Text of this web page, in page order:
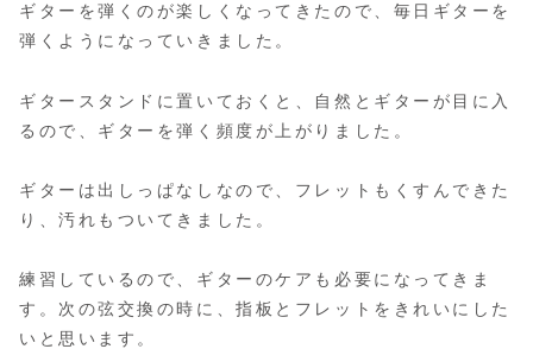
ギターを弾くのが楽しくなってきたので、毎日ギターを
弾くようになっていきました。
ギタースタンドに置いておくと、自然とギターが目に入
るので、ギターを弾く頻度が上がりました。
ギターは出しっぱなしなので、フレットもくすんできた
り、汚れもついてきました。
練習しているので、ギターのケアも必要になってきま
す。次の弦交換の時に、指板とフレットをきれいにした
いと思います。